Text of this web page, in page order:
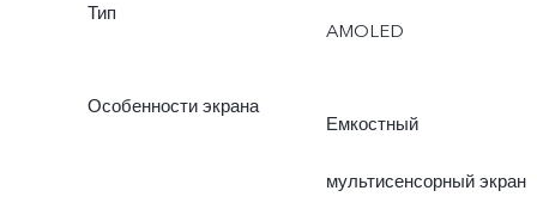
Тип
AMOLED
Особенности экрана
Емкостный
мультисенсорный экран